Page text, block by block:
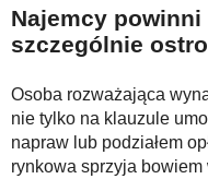
Najemcy
szczególnie
Osoba rozważająca
nie tylko na klauzule
napraw lub podziałem
rynkowa sprzyja